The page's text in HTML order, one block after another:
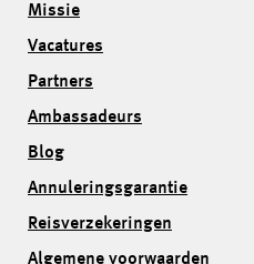
Missie
Vacatures
Partners
Ambassadeurs
Blog
Annuleringsgarantie
Reisverzekeringen
Algemene voorwaarden